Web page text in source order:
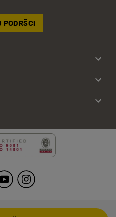
PODRŠCI